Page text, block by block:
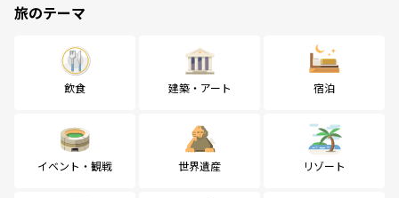
旅のテーマ
飲食 建築・アート 宿泊
イベント・観戦 世界遺産 リゾート